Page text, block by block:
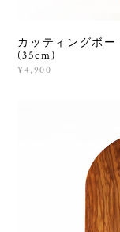
カッティングボ
(35cm)
¥4,900